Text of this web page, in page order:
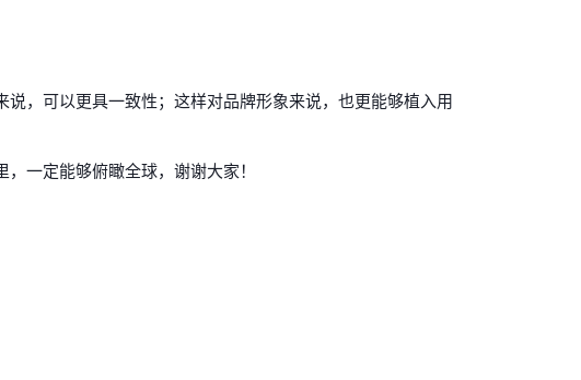
，可以更具一致性；这样对品牌形象来说，也更能够植入用
一定能够俯瞰全球，谢谢大家！